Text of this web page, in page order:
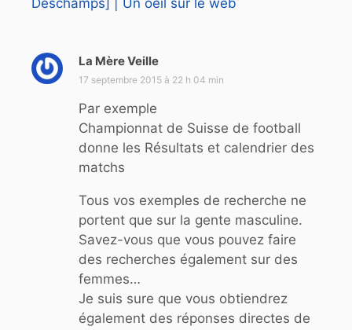
La Mère Veille
i
:
17 septembre 2015 à 22 h 04 min
Par exemple
Championnat de Suisse de football
donne les Résultats et calendrier des
matchs
Tous vos exemples de recherche ne
portent que sur la gente masculine.
Savez-vous que vous pouvez faire
des recherches également sur des
femmes…
Je suis sure que vous obtiendrez
également des réponses directes de